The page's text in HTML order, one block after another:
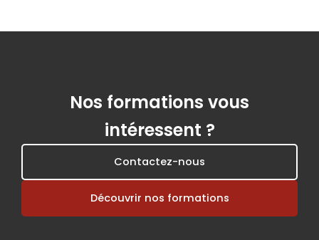
Nos formations vous
intéressent ?
Contactez-nous
Découvrir nos formations